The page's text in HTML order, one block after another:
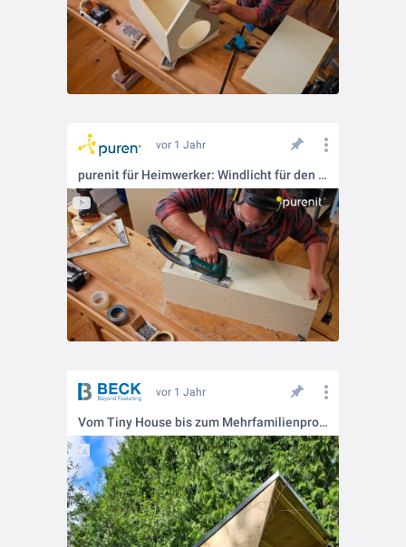
vor 1 Jahr
purenit für Heimwerker: Windlicht für den Garten selber bauen
vor 1 Jahr
Vom Tiny House bis zum Mehrfamilienprojekt